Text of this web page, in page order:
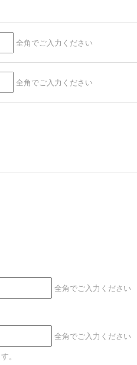
全角でご入力ください
全角でご入力ください
全角でご入力ください
全角でご入力ください
。